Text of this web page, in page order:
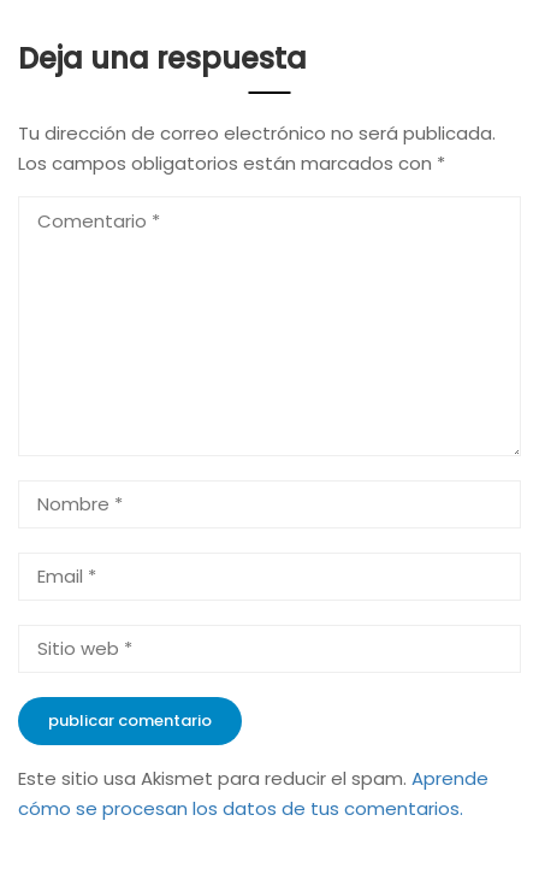
Deja una respuesta
Tu dirección de correo electrónico no será publicada.
Los campos obligatorios están marcados con *
Este sitio usa Akismet para reducir el spam. Aprende
cómo se procesan los datos de tus comentarios.